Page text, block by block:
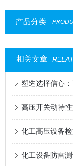
产品分类
相关文章